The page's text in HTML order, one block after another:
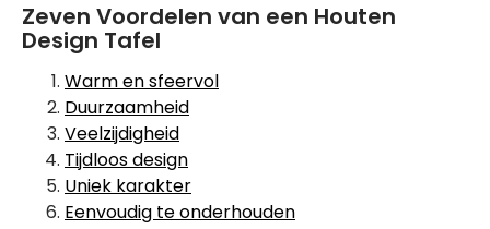
Zeven Voordelen van een Houten
Design Tafel
Warm en sfeervol
Duurzaamheid
Veelzijdigheid
Tijdloos design
Uniek karakter
Eenvoudig te onderhouden